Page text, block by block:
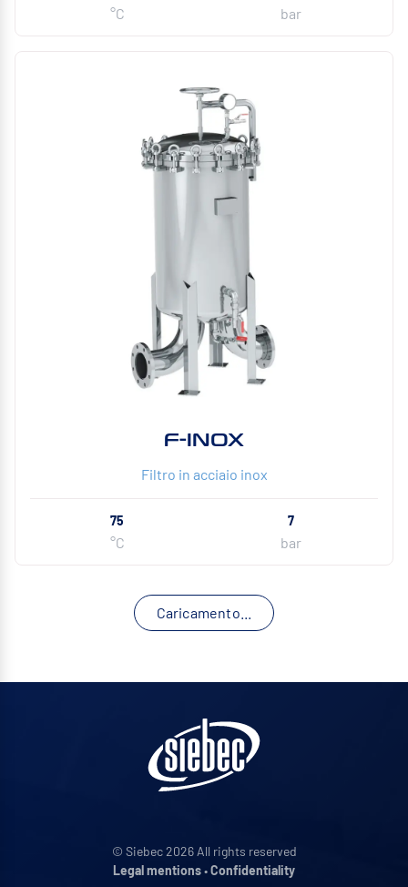
°C bar
F-INOX
Filtro in acciaio inox
75
°C
7
bar
Caricamento...
© Siebec 2026 All rights reserved
Legal mentions•Confidentiality